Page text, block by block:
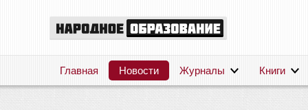
Главная Новости Журналы Книги